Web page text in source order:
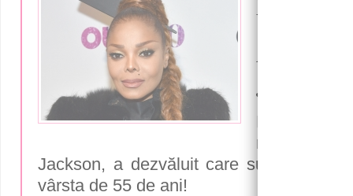
Vrei să
Află
Jackson
regelui
Jackson, a dezvăluit care sunt
vârsta de 55 de ani!